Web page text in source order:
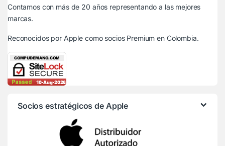
Contamos con más de 20 años representando a las mejores
marcas.
Reconocidos por Apple como socios Premium en Colombia.
Socios estratégicos de Apple